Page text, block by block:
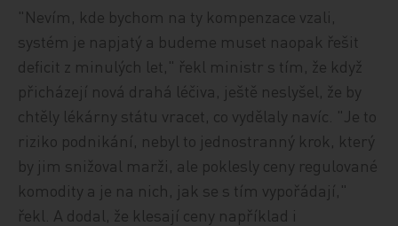
"Nevím, kde bychom na ty kompenzace vzali,
systém je napjatý a budeme muset naopak řešit
deficit z minulých let," řekl ministr s tím, že když
přicházejí nová drahá léčiva, ještě neslyšel, že by
chtěly lékárny státu vracet, co vydělaly navíc. "Je to
riziko podnikání, nebyl to jednostranný krok, který
by jim snižoval marži, ale poklesly ceny regulované
komodity a je na nich, jak se s tím vypořádají,"
řekl. A dodal, že klesají ceny například i